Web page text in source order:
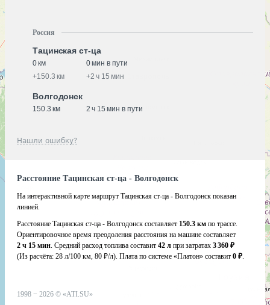
Россия
Тацинская ст-ца
0 км
0 мин в пути
+150.3 км +2 ч 15 мин
Волгодонск
150.3 км 2 ч 15 мин в пути
Нашли ошибку?
Расстояние Тацинская ст-ца - Волгодонск
На интерактивной карте маршрут Тацинская ст-ца - Волгодонск показан
линией.
Расстояние Тацинская ст-ца - Волгодонск составляет 150.3 км по трассе.
Ориентировочное время преодоления расстояния на машине составляет
2 ч 15 мин. Средний расход топлива составит 42 л при затратах 3 360 ₽
(Из расчёта: 28 л/100 км, 80 ₽/л). Плата по системе «Платон» составит 0 ₽.
1998 − 2026 © «ATI.SU»